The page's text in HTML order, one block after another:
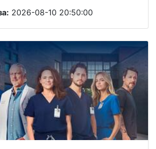
2026-08-10 20:50:00